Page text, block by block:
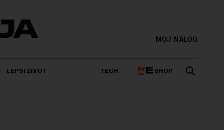
MOJ NALOG
LEPŠI ŽIVOT TECH SHOP